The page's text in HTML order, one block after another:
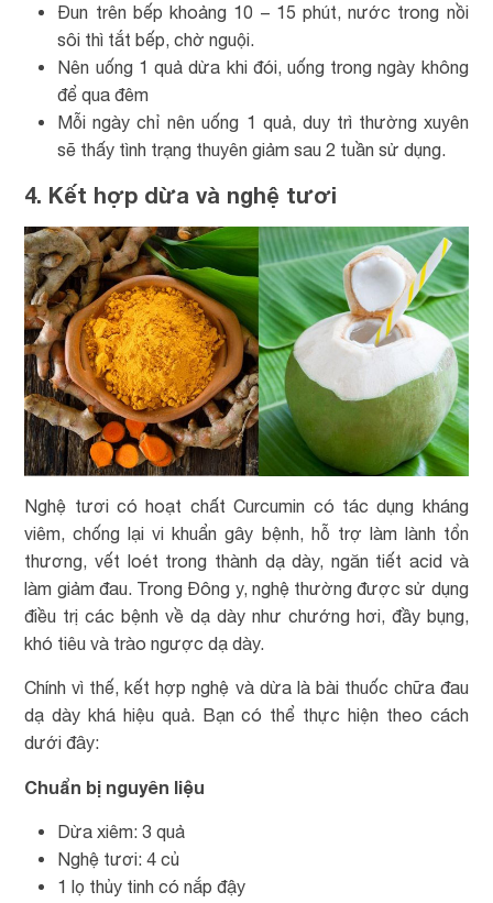
Đun trên bếp khoảng 10 – 15 phút, nước trong nồi
sôi thì tắt bếp, chờ nguội.
Nên uống 1 quả dừa khi đói, uống trong ngày không
để qua đêm
Mỗi ngày chỉ nên uống 1 quả, duy trì thường xuyên
sẽ thấy tình trạng thuyên giảm sau 2 tuần sử dụng.
4. Kết hợp dừa và nghệ tươi
Nghệ tươi có hoạt chất Curcumin có tác dụng kháng
viêm, chống lại vi khuẩn gây bệnh, hỗ trợ làm lành tổn
thương, vết loét trong thành dạ dày, ngăn tiết acid và
làm giảm đau. Trong Đông y, nghệ thường được sử dụng
điều trị các bệnh về dạ dày như chướng hơi, đầy bụng,
khó tiêu và trào ngược dạ dày.
Chính vì thế, kết hợp nghệ và dừa là bài thuốc chữa đau
dạ dày khá hiệu quả. Bạn có thể thực hiện theo cách
dưới đây:
Chuẩn bị nguyên liệu
Dừa xiêm: 3 quả
Nghệ tươi: 4 củ
1 lọ thủy tinh có nắp đậy